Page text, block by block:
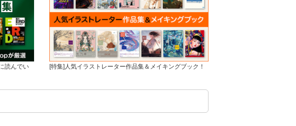
読んでい
[特集]人気イラストレーター作品集＆メイキングブック！